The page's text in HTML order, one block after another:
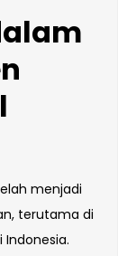
menjadi
terutama di